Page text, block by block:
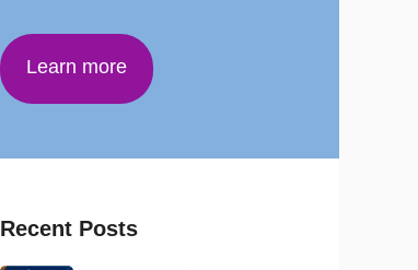
Learn more
Recent Posts